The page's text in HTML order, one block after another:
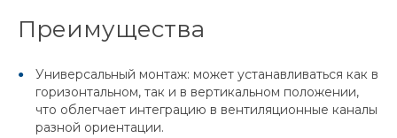
Преимущества
Универсальный монтаж: может устанавливаться как в
горизонтальном, так и в вертикальном положении,
что облегчает интеграцию в вентиляционные каналы
разной ориентации.